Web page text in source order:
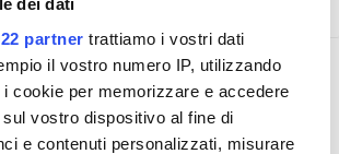
partner trattiamo i vostri dati
il vostro numero IP, utilizzando
cookie per memorizzare e accedere
vostro dispositivo al fine di
e contenuti personalizzati, misurare
SICUREZZA UNI ISO 45001:2018